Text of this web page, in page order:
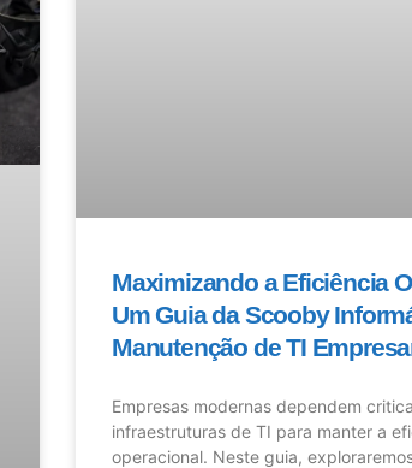
Maximizando a Eficiência
Um Guia da Scooby
Manutenção de TI
Empresas modernas dependem
infraestruturas de TI para manter a
operacional. Neste guia,